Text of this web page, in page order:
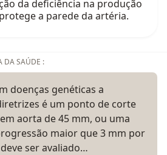
da deficiência na produção
a parede da artéria.
DA SAÚDE :
doenças genéticas a
é um ponto de corte
aorta de 45 mm, ou uma
maior que 3 mm por
ser avaliado…